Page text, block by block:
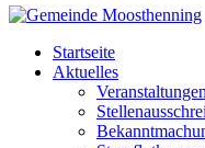
Startseite
Aktuelles
Veranstaltungen